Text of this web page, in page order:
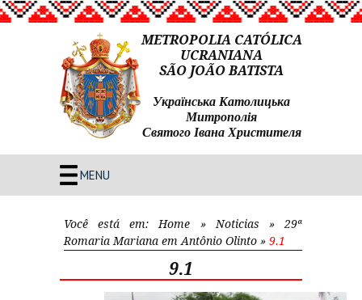
METROPOLIA CATÓLICA
UCRANIANA
SÃO JOÃO BATISTA
Українська Католицька
Митрополія
Святого Івана Христителя
MENU
Você está em: Home » Noticias »29ª
Romaria Mariana em Antônio Olinto » 9.1
9.1